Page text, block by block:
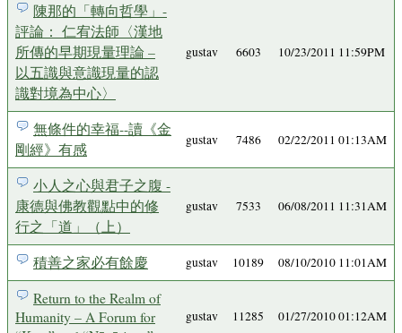
陳那的「轉向哲學」-
評論： 仁宥法師〈漢地
所傳的早期現量理論 –
以五識與意識現量的認
識對境為中心〉
gustav 6603 10/23/2011 11:59PM
無條件的幸福--讀《金
剛經》有感
gustav 7486 02/22/2011 01:13AM
小人之心與君子之腹 -
康德與佛教觀點中的修
行之「道」（上）
gustav 7533 06/08/2011 11:31AM
積善之家必有餘慶 gustav 10189 08/10/2010 11:01AM
Return to the Realm of
Humanity – A Forum for
gustav 11285 01/27/2010 01:12AM